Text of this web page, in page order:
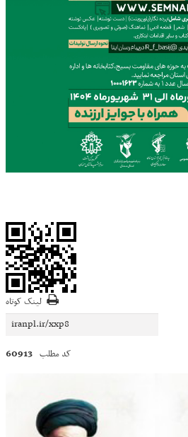
لینک کوتاه
کد مطلب 60913